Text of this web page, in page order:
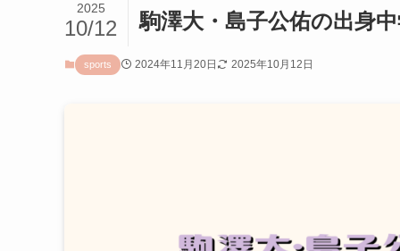
駒澤大・島子公佑の出身
2025
10/12
sports 2024年11月20日 2025年10月12日